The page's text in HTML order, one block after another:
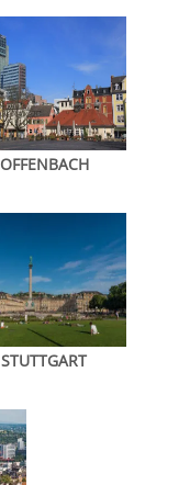
OFFENBACH
STUTTGART